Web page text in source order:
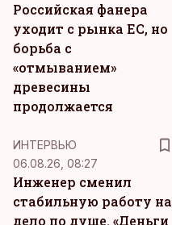
Российская фанера
уходит с рынка ЕС, но
борьба с
«отмыванием»
древесины
продолжается
ИНТЕРВЬЮ
06.08.26, 08:27
Инженер сменил
стабильную работу на
дело по душе. «Деньги